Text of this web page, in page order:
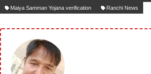
Maiya Samman Yojana verification
Ranchi News